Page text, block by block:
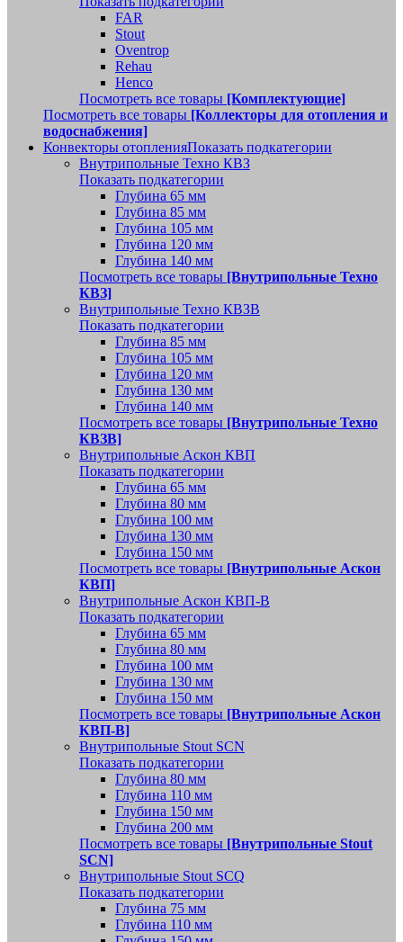
FAR
Stout
Oventrop
Rehau
Henco
Посмотреть все товары [Комплектующие]
Посмотреть все товары [Коллекторы для отопления и
водоснабжения]
Конвекторы отопленияПоказать подкатегории
Внутрипольные Техно КВЗ
Показать подкатегории
Глубина 65 мм
Глубина 85 мм
Глубина 105 мм
Глубина 120 мм
Глубина 140 мм
Посмотреть все товары [Внутрипольные Техно
КВЗ]
Внутрипольные Техно КВЗВ
Показать подкатегории
Глубина 85 мм
Глубина 105 мм
Глубина 120 мм
Глубина 130 мм
Глубина 140 мм
Посмотреть все товары [Внутрипольные Техно
КВЗВ]
Внутрипольные Аскон КВП
Показать подкатегории
Глубина 65 мм
Глубина 80 мм
Глубина 100 мм
Глубина 130 мм
Глубина 150 мм
Посмотреть все товары [Внутрипольные Аскон
КВП]
Внутрипольные Аскон КВП-В
Показать подкатегории
Глубина 65 мм
Глубина 80 мм
Глубина 100 мм
Глубина 130 мм
Глубина 150 мм
Посмотреть все товары [Внутрипольные Аскон
КВП-В]
Внутрипольные Stout SCN
Показать подкатегории
Глубина 80 мм
Глубина 110 мм
Глубина 150 мм
Глубина 200 мм
Посмотреть все товары [Внутрипольные Stout
SCN]
Внутрипольные Stout SCQ
Показать подкатегории
Глубина 75 мм
Глубина 110 мм